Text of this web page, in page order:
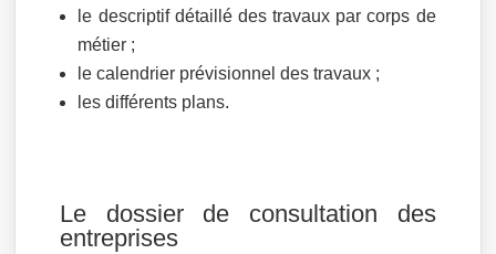
le descriptif détaillé des travaux par corps de
métier ;
le calendrier prévisionnel des travaux ;
les différents plans.
Le dossier de consultation des
entreprises